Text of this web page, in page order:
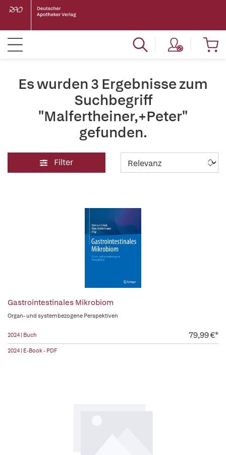
Es wurden 3 Ergebnisse zum
Suchbegriff
"Malfertheiner,+Peter"
gefunden.
Filter
Gastrointestinales Mikrobiom
Organ- und systembezogene Perspektiven
2024 | Buch 79,99 €*
2024 | E-Book - PDF